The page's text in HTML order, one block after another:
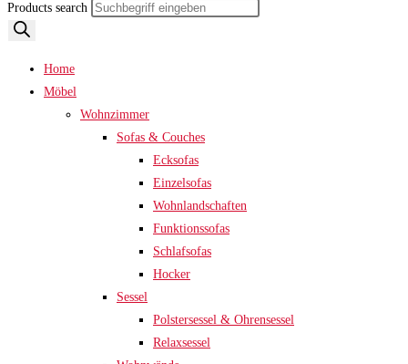
Products search
Home
Möbel
Wohnzimmer
Sofas & Couches
Ecksofas
Einzelsofas
Wohnlandschaften
Funktionssofas
Schlafsofas
Hocker
Sessel
Polstersessel & Ohrensessel
Relaxsessel